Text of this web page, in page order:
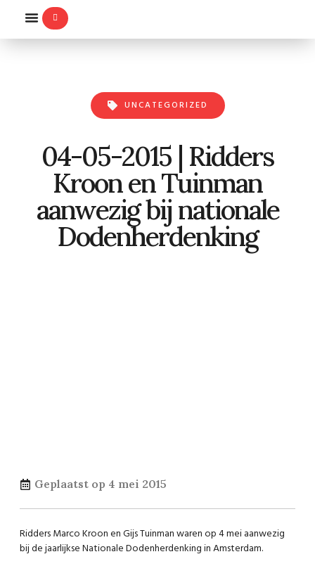
UNCATEGORIZED
04-05-2015 | Ridders
Kroon en Tuinman
aanwezig bij nationale
Dodenherdenking
Geplaatst op 4 mei 2015
Ridders Marco Kroon en Gijs Tuinman waren op 4 mei aanwezig
bij de jaarlijkse Nationale Dodenherdenking in Amsterdam.